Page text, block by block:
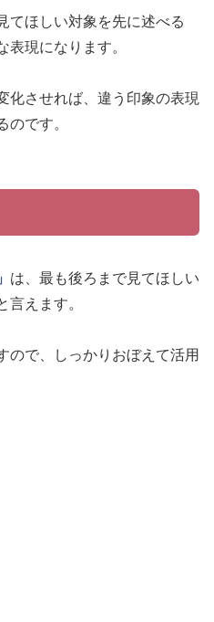
てほしい対象を先に述べる
表現になります。
化させれば、違う印象の表現
のです。
は、最も後ろまで見てほしい
言えます。
ので、しっかりおぼえて活用